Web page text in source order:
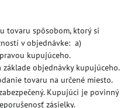
tovaru spôsobom, ktorý si
v objednávke: a)
kupujúceho.
objednávky kupujúceho.
tovaru na určené miesto.
Kupujúci je povinný
zásielky.